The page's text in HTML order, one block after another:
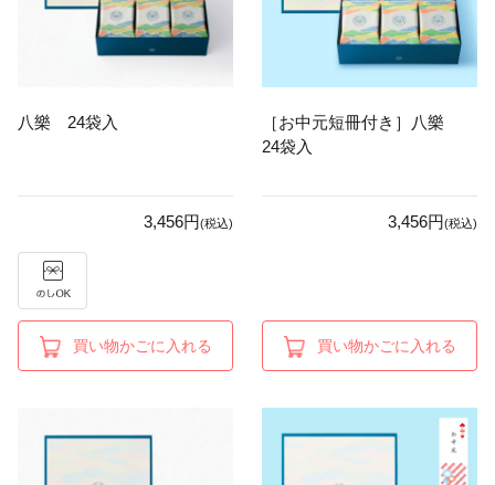
八樂 24袋入
3,456円(税込)
買い物かごに入れる
［お中元短冊付き］八樂
24袋入
3,456円(税込)
買い物かごに入れる